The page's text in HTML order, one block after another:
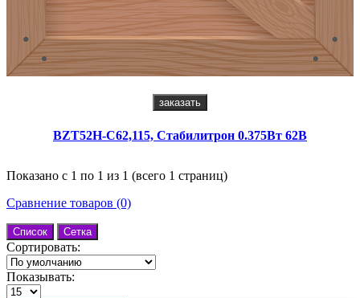
заказать
BZT52H-C62,115, Стабилитрон 0.375Вт 62В
Показано с 1 по 1 из 1 (всего 1 страниц)
Сравнение товаров (0)
Список Сетка
Сортировать:
Показывать: